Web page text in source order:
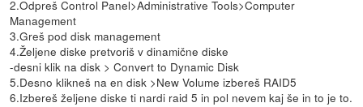
2.Odpreš Control Panel>Administrative Tools>Computer
Management
3.Greš pod disk management
4.Željene diske pretvoriš v dinamične diske
-desni klik na disk > Convert to Dynamic Disk
5.Desno klikneš na en disk >New Volume izbereš RAID5
6.Izbereš željene diske ti nardi raid 5 in pol nevem kaj še in to je to.